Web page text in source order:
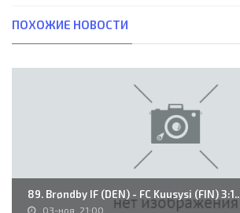
ПОХОЖИЕ НОВОСТИ
89. Brøndby IF (DEN) - FC Kuusysi (FIN) 3:1..
03-ноя, 21:00